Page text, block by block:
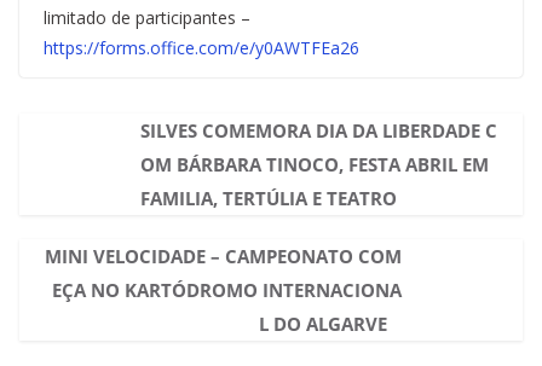
limitado de participantes –
https://forms.office.com/e/y0AWTFEa26
SILVES COMEMORA DIA DA LIBERDADE C
OM BÁRBARA TINOCO, FESTA ABRIL EM
FAMILIA, TERTÚLIA E TEATRO
MINI VELOCIDADE – CAMPEONATO COM
EÇA NO KARTÓDROMO INTERNACIONA
L DO ALGARVE